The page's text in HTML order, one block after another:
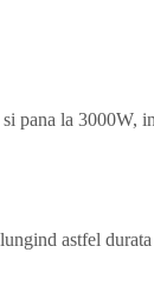
pana la 3000W,
astfel